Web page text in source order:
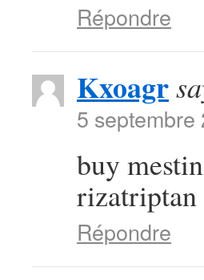
Répondre
Kxoagr
5 septembre
buy
rizatriptan
Répondre